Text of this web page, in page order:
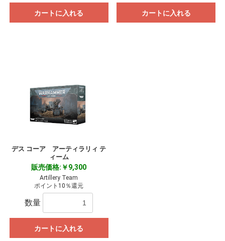
カートに入れる カートに入れる
デス コーア アーティラリィ テ
ィーム
販売価格:￥9,300
Artillery Team
ポイント10％還元
数量
カートに入れる